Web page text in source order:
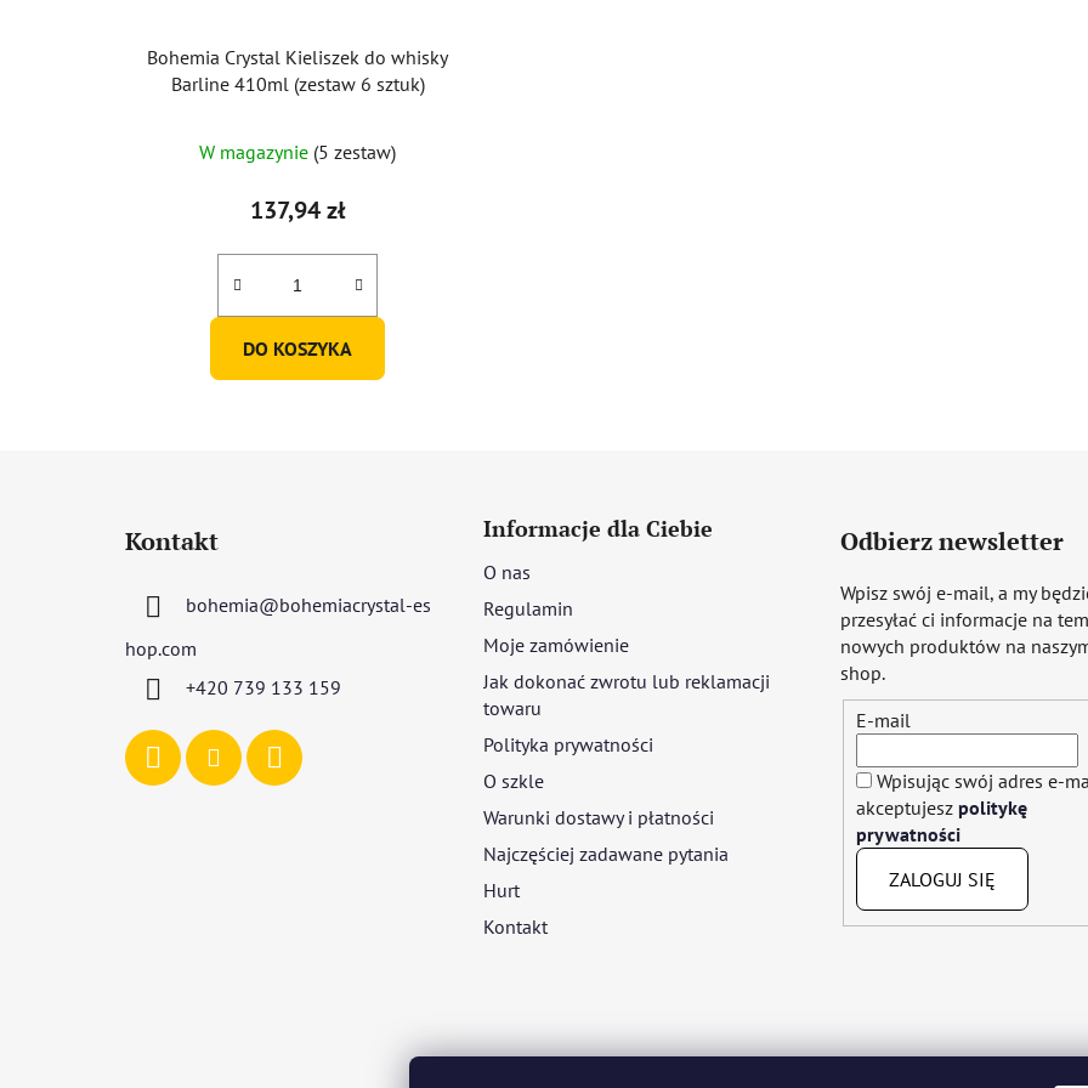
Bohemia Crystal Kieliszek do whisky
Barline 410ml (zestaw 6 sztuk)
ocena
produktu
5,0
na
gwiazdek.
W magazynie (5 zestaw)
137,94 zł
DO KOSZYKA
Kontakt
bohemia@bohemiacrystal-es
hop.com
+420 739 133 159
Informacje dla Ciebie
O nas
Regulamin
Moje zamówienie
Jak dokonać zwrotu lub reklamacji
towaru
Polityka prywatności
O szkle
Warunki dostawy i płatności
Najczęściej zadawane pytania
Hurt
Kontakt
Odbierz newsletter
Wpisz swój e-mail, a my
przesyłać ci informacje na
nowych produktów na
shop.
E-mail
Wpisując swój adres e-
akceptujesz politykę
prywatności
ZALOGUJ SIĘ